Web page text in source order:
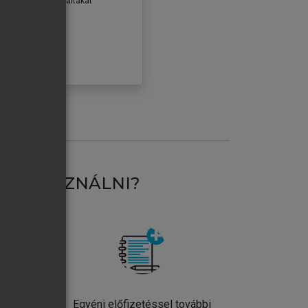
HASZNÁLNI?
Egyéni előfizetéssel további